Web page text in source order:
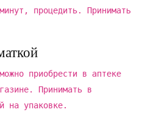
процедить. Принимать
приобрести в аптеке
Принимать в
на упаковке.